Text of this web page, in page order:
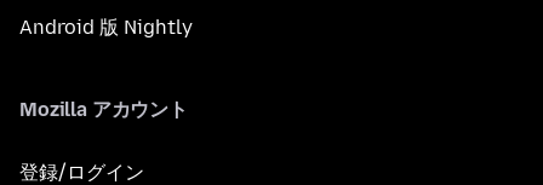
Android 版 Nightly
Mozilla アカウント
登録/ログイン